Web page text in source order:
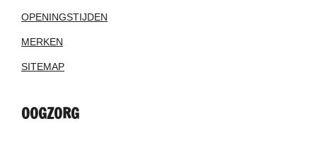
OPENINGSTIJDEN
MERKEN
SITEMAP
OOGZORG